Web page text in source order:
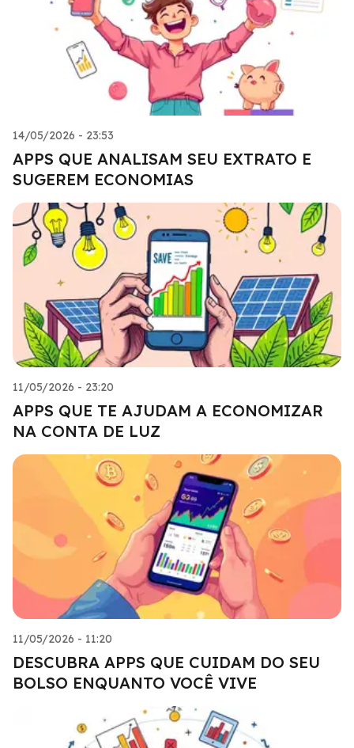
14/05/2026 - 23:53
APPS QUE ANALISAM SEU EXTRATO E
SUGEREM ECONOMIAS
11/05/2026 - 23:20
APPS QUE TE AJUDAM A ECONOMIZAR
NA CONTA DE LUZ
11/05/2026 - 11:20
DESCUBRA APPS QUE CUIDAM DO SEU
BOLSO ENQUANTO VOCÊ VIVE